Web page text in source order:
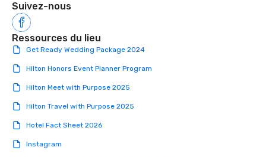
you’re wanting to ‘get down to
business’, we can handle your wants
and needs equally well. We’re in
value, and we’re proud to say that
proven expertise, rental product
meeting planners and destination
Suivez-nous
Ressources du lieu
Get Ready Wedding Package 2024
Hilton Honors Event Planner Program
Hilton Meet with Purpose 2025
Hilton Travel with Purpose 2025
Hotel Fact Sheet 2026
Instagram